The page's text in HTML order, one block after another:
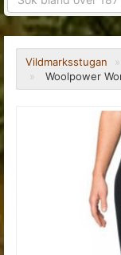
Vildmarksstugan
Woolpower